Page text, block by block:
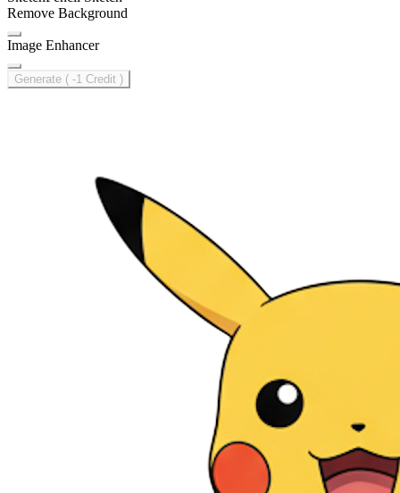
Remove Background
Image Enhancer
Generate ( -1 Credit )